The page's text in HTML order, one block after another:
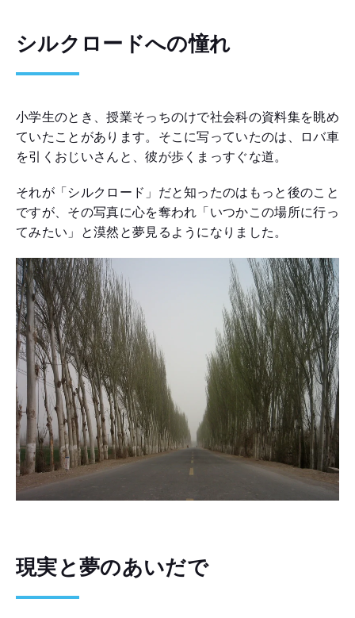
シルクロードへの憧れ
小学生のとき、授業そっちのけで社会科の資料集を眺め
ていたことがあります。そこに写っていたのは、ロバ車
を引くおじいさんと、彼が歩くまっすぐな道。
それが「シルクロード」だと知ったのはもっと後のこと
ですが、その写真に心を奪われ「いつかこの場所に行っ
てみたい」と漠然と夢見るようになりました。
現実と夢のあいだで